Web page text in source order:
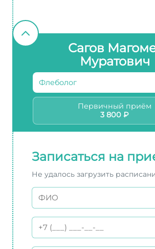
Сагов
Муратович
Флеболог
Первичный приём
3 800 ₽
Записаться на
Не удалось загрузить